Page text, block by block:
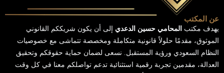
عن المكتب
يهدف مكتب المحامي حسين الدعدي إلى أن يكون شريككم القانوني
الموثوق، مقدمًا حلولاً قانونية متكاملة ومخصصة تتماشى مع خصوصيات
النظام السعودي ورؤية المستقبل. نسعى لضمان حماية حقوقكم وتحقيق
العدالة، مقدمين تجربة رقمية استثنائية تدعم تواصلكم معنا في كل وقت